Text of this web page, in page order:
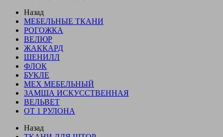
Назад
МЕБЕЛЬНЫЕ ТКАНИ
РОГОЖКА
ВЕЛЮР
ЖАККАРД
ШЕНИЛЛ
ФЛОК
БУКЛЕ
МЕХ МЕБЕЛЬНЫЙ
ЗАМША ИСКУССТВЕННАЯ
ВЕЛЬВЕТ
ОТ 1 РУЛОНА
Назад